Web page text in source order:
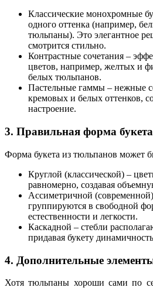
Классические монохромные
одного оттенка (например,
тюльпаны). Это элегантное
смотрится стильно.
Контрастные сочетания –
цветов, например, желтых и
белых тюльпанов.
Пастельные гаммы – нежные
кремовых и белых оттенков,
настроение.
3. Правильная форма букета
Форма букета из тюльпанов может
Круглой (классической) –
равномерно, создавая
Ассиметричной
группируются в свободной
естественности и легкости.
Каскадной – стебли
придавая букету
4. Дополнительные
Хотя тюльпаны хороши сами по